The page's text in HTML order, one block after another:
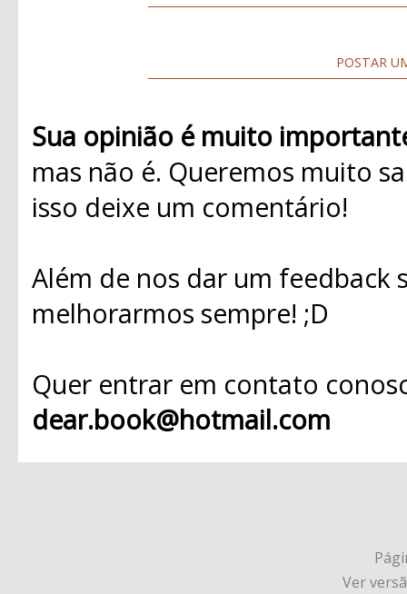
POSTAR
Sua opinião é muito
mas não é. Queremos muito
isso deixe um comentário!
Além de nos dar um
melhorarmos sempre! ;D
Quer entrar em contato
dear.book@hotmail.com
Ver